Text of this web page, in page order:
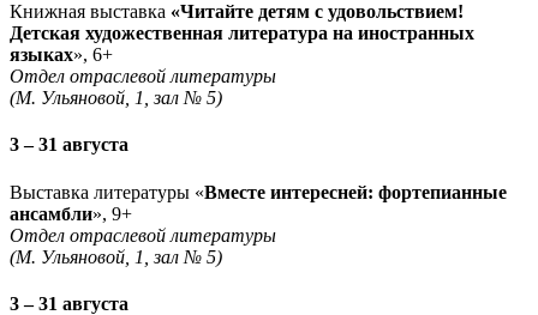
Книжная выставка «Читайте детям с удовольствием!
Детская художественная литература на иностранных
языках», 6+
Отдел отраслевой литературы
(М. Ульяновой, 1, зал № 5)
3 – 31 августа
Выставка литературы «Вместе интересней: фортепианные
ансамбли», 9+
Отдел отраслевой литературы
(М. Ульяновой, 1, зал № 5)
3 – 31 августа